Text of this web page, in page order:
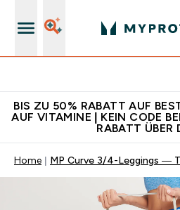
BIS ZU 50% RABATT AUF
AUF VITAMINE | KEIN CODE
RABATT ÜBER
Home MP Curve 3/4-Leggings —